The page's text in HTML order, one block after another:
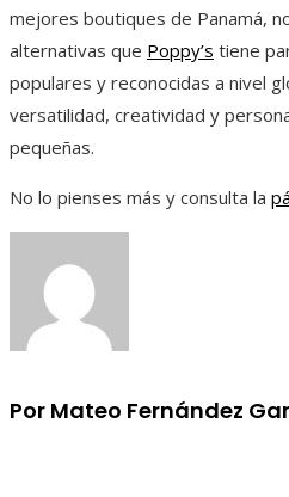
mejores boutiques de Panamá,
alternativas que Poppy’s tiene
populares y reconocidas a nivel
versatilidad, creatividad y
pequeñas.
No lo pienses más y consulta la
Por Mateo Fernández